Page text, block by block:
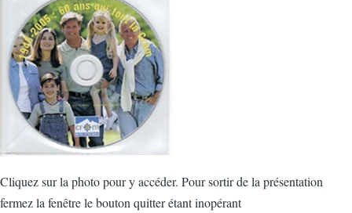
Cliquez sur la photo pour y accéder. Pour sortir de la présentation
fermez la fenêtre le bouton quitter étant inopérant